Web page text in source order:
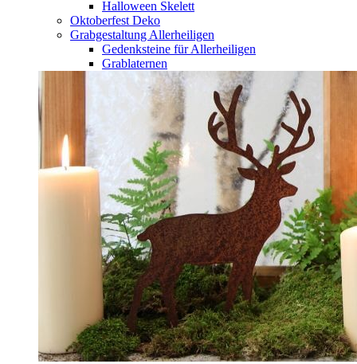
Halloween Skelett
Oktoberfest Deko
Grabgestaltung Allerheiligen
Gedenksteine für Allerheiligen
Grablaternen